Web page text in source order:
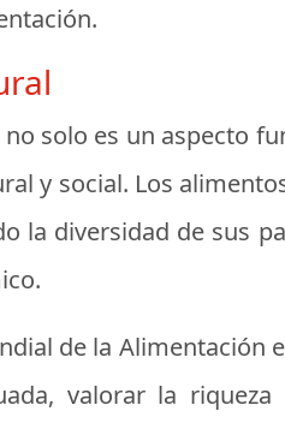
solo es un aspecto
y social. Los
la diversidad de sus
de la
valorar la